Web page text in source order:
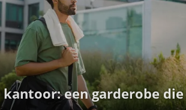
een garderobe die